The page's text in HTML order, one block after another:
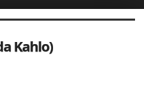
Kahlo)
북5
북5